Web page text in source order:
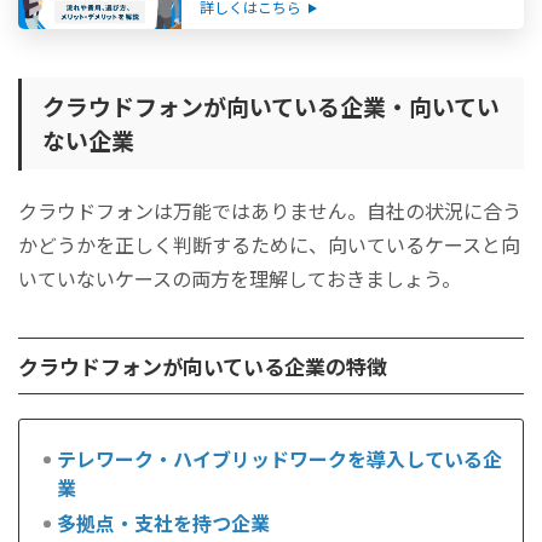
詳しくはこちら
クラウドフォンが向いている企業・向いてい
ない企業
クラウドフォンは万能ではありません。自社の状況に合う
かどうかを正しく判断するために、向いているケースと向
いていないケースの両方を理解しておきましょう。
クラウドフォンが向いている企業の特徴
テレワーク・ハイブリッドワークを導入している企
業
多拠点・支社を持つ企業